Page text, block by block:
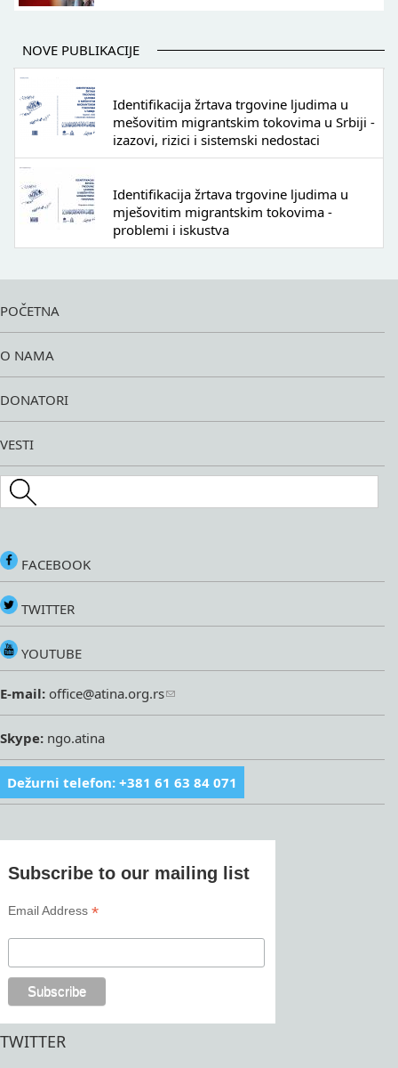
NOVE PUBLIKACIJE
Identifikacija žrtava trgovine ljudima u
mešovitim migrantskim tokovima u Srbiji -
izazovi, rizici i sistemski nedostaci
Identifikacija žrtava trgovine ljudima u
mješovitim migrantskim tokovima -
problemi i iskustva
POČETNA
O NAMA
DONATORI
VESTI
Search this site
FACEBOOK
TWITTER
YOUTUBE
E-mail: office@atina.org.rs
Skype: ngo.atina
Dežurni telefon: +381 61 63 84 071
Subscribe to our mailing list
Email Address*
TWITTER